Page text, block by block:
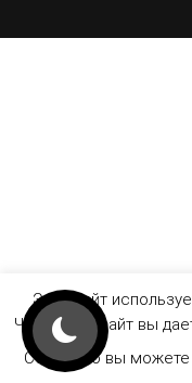
Этот сайт
Читая этот сайт вы
Cookie, но вы можете